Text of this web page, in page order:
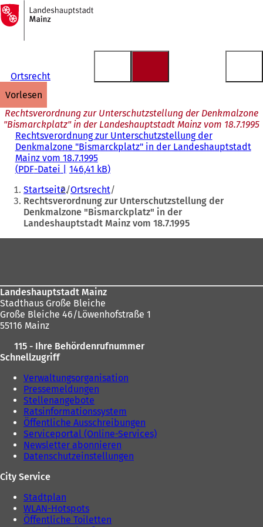
Inhalt anspringen
Zur
Startseite
Ortsrecht
vorlesen
Rechtsverordnung zur Unterschutzstellung der Denkmalzone
"Bismarckplatz" in der Landeshauptstadt Mainz vom 18.7.1995
Rechtsverordnung zur Unterschutzstellung der
Denkmalzone "Bismarckplatz" in der Landeshauptstadt
Mainz vom 18.7.1995
PDF-Datei 146,41 kB
Sie
befinden
sich
Startseite Ortsrecht
Rechtsverordnung zur Unterschutzstellung der
Denkmalzone "Bismarckplatz" in der
Landeshauptstadt Mainz vom 18.7.1995
Landeshauptstadt Mainz
Stadthaus Große Bleiche
Große Bleiche 46/Löwenhofstraße 1
55116 Mainz
115 - Ihre Behördenrufnummer
Schnellzugriff
Verwaltungsorganisation
Pressemeldungen
Stellenangebote
Ratsinformationssystem
Öffentliche Ausschreibungen
Serviceportal (Online-Services)
Newsletter abonnieren
Datenschutzeinstellungen
City Service
Stadtplan
WLAN-Hotspots
Öffentliche Toiletten